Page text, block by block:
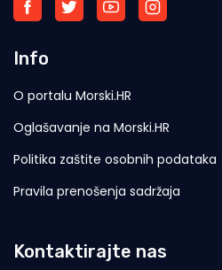
Info
O portalu Morski.HR
Oglašavanje na Morski.HR
Politika zaštite osobnih podataka
Pravila prenošenja sadržaja
Kontaktirajte nas